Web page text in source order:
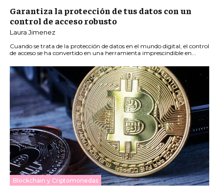
Garantiza la protección de tus datos con un
control de acceso robusto
Laura Jimenez
Cuando se trata de la protección de datos en el mundo digital, el control
de acceso se ha convertido en una herramienta imprescindible en...
Blockchain y Criptomonedas